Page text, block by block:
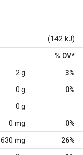
(142 kJ)
% DV*
2 g 3%
0 g 0%
0 g
0 mg 0%
630 mg 26%